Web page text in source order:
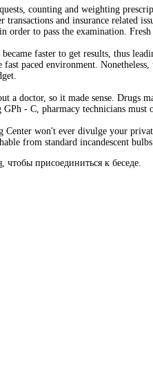
counting and weighting
transactions and insurance related
order to pass the examination.
faster to get results, thus
paced environment.
a doctor, so it made sense. Drugs
- C, pharmacy technicians
Center won't ever divulge your
from standard incandescent
, чтобы присоединиться к беседе.